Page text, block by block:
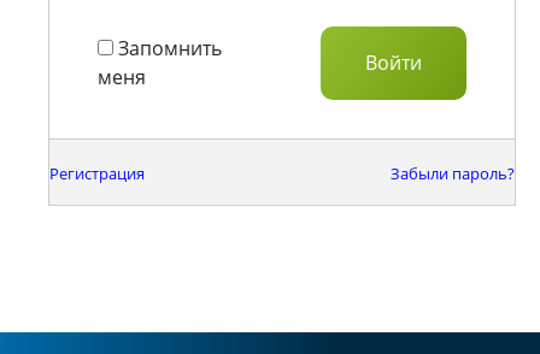
Запомнить
меня
Регистрация Забыли пароль?